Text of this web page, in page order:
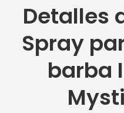
Detalles
Spray
barba